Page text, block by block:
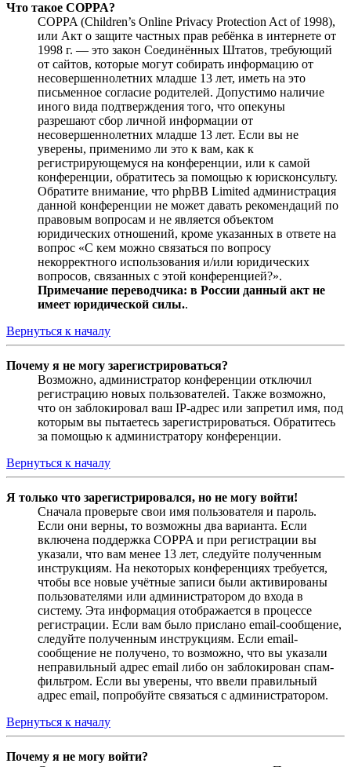
Что такое COPPA?
COPPA (Children’s Online Privacy Protection Act of 1998),
или Акт о защите частных прав ребёнка в интернете от
1998 г. — это закон Соединённых Штатов, требующий
от сайтов, которые могут собирать информацию от
несовершеннолетних младше 13 лет, иметь на это
письменное согласие родителей. Допустимо наличие
иного вида подтверждения того, что опекуны
разрешают сбор личной информации от
несовершеннолетних младше 13 лет. Если вы не
уверены, применимо ли это к вам, как к
регистрирующемуся на конференции, или к самой
конференции, обратитесь за помощью к юрисконсульту.
Обратите внимание, что phpBB Limited администрация
данной конференции не может давать рекомендаций по
правовым вопросам и не является объектом
юридических отношений, кроме указанных в ответе на
вопрос «С кем можно связаться по вопросу
некорректного использования и/или юридических
вопросов, связанных с этой конференцией?».
Примечание переводчика: в России данный акт не
имеет юридической силы..
Вернуться к началу
Почему я не могу зарегистрироваться?
Возможно, администратор конференции отключил
регистрацию новых пользователей. Также возможно,
что он заблокировал ваш IP-адрес или запретил имя, под
которым вы пытаетесь зарегистрироваться. Обратитесь
за помощью к администратору конференции.
Вернуться к началу
Я только что зарегистрировался, но не могу войти!
Сначала проверьте свои имя пользователя и пароль.
Если они верны, то возможны два варианта. Если
включена поддержка COPPA и при регистрации вы
указали, что вам менее 13 лет, следуйте полученным
инструкциям. На некоторых конференциях требуется,
чтобы все новые учётные записи были активированы
пользователями или администратором до входа в
систему. Эта информация отображается в процессе
регистрации. Если вам было прислано email-сообщение,
следуйте полученным инструкциям. Если email-
сообщение не получено, то возможно, что вы указали
неправильный адрес email либо он заблокирован спам-
фильтром. Если вы уверены, что ввели правильный
адрес email, попробуйте связаться с администратором.
Вернуться к началу
Почему я не могу войти?